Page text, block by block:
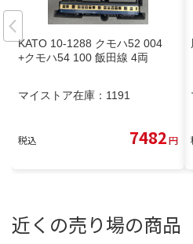
KATO 10-1288 クモハ52 004
+クモハ54 100 飯田線 4両
マイストア在庫： 1191
税込 7482円
近くの売り場の商品